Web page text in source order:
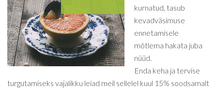
kurnatud, tasub
kevadväsimuse
ennetamisele
mõtlema hakata juba
nüüd.
Enda keha ja tervise
turgutamiseks vajalikku leiad meil sellelel kuul 15% soodsamalt